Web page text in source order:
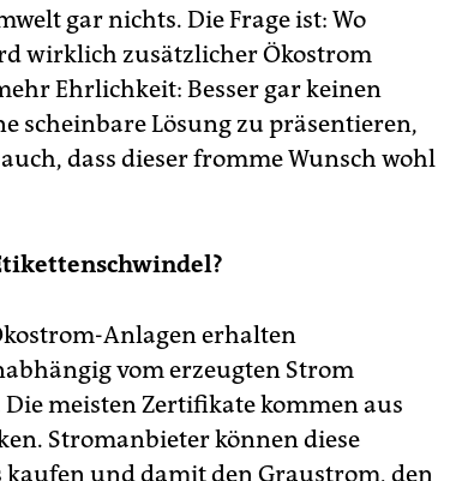
gar nichts. Die Frage ist: Wo
wirklich zusätzlicher Ökostrom
Ehrlichkeit: Besser gar keinen
scheinbare Lösung zu präsentieren,
dass dieser fromme Wunsch wohl
Anlagen erhalten
vom erzeugten Strom
meisten Zertifikate kommen aus
Stromanbieter können diese
und damit den Graustrom, den